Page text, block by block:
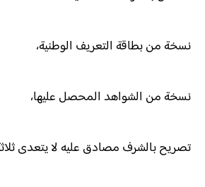
نسخة من بطاقة التعريف الوطنية،
نسخة من الشواهد المحصل عليها،
تصريح بالشرف مصادق عليه لا يتعدى